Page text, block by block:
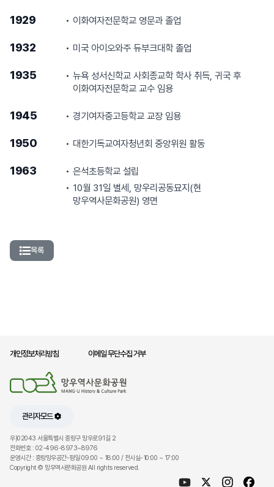
1929 이화여자전문학교 영문과 졸업
1932 미국 아이오와주 듀부크대학 졸업
1935
뉴욕 성서신학교 사회종교학 학사 취득, 귀국 후
이화여자전문학교 교수 임용
1945 경기여자중고등학교 교장 임용
1950 대한기독교여자청년회 중앙위원 활동
1963
은석초등학교 설립
10월 31일 별세, 망우리공동묘지(현
망우역사문화공원) 영면
목록
개인정보처리방침 이메일 무단수집 거부
관리자모드
우)02043 서울특별시 중랑구 망우로91길 2
전화번호 : 02-496-8973~8976
운영시간 : 중랑망우공간-평일 09:00 ~ 18:00 / 전시실-10:00 ~ 17:00
Copyright © 망우역사문화공원 All rights reserved.